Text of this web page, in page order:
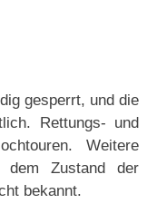
gesperrt, und die
Rettungs- und
Weitere
dem Zustand der
bekannt.